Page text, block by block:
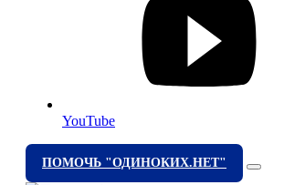
YouTube
ПОМОЧЬ "ОДИНОКИХ.НЕТ"